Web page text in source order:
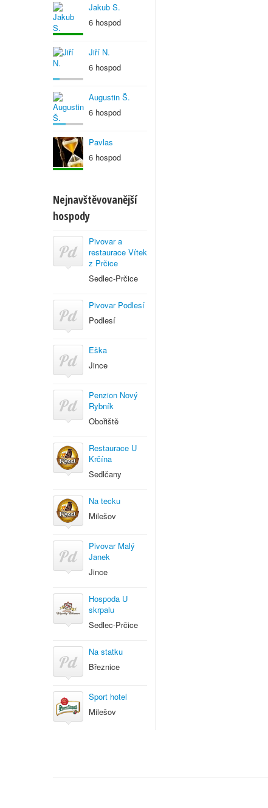
Jakub S.
6 hospod
Jiří N.
6 hospod
Augustin Š.
6 hospod
Pavlas
6 hospod
Nejnavštěvovanější
hospody
Pivovar a
restaurace Vítek
z Prčice
Sedlec-Prčice
Pivovar Podlesí
Podlesí
Eška
Jince
Penzion Nový
Rybník
Obořiště
Restaurace U
Krčína
Sedlčany
Na tecku
Milešov
Pivovar Malý
Janek
Jince
Hospoda U
skrpalu
Sedlec-Prčice
Na statku
Březnice
Sport hotel
Milešov